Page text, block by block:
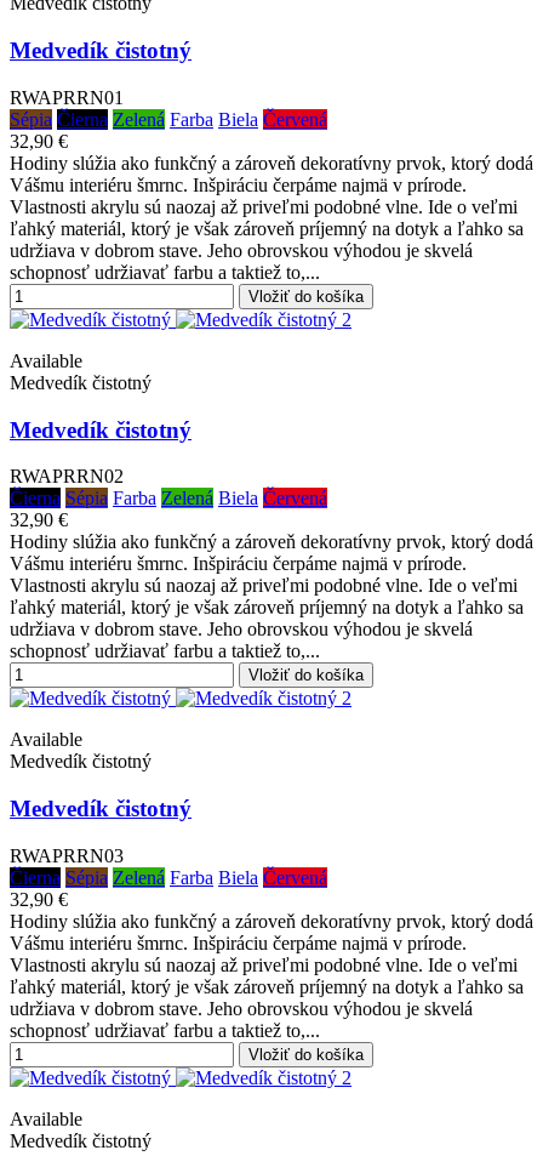
Medvedík čistotný
RWAPRRN01
Sépia Čierna Zelená Farba Biela Červená
32,90 €
Hodiny slúžia ako funkčný a zároveň dekoratívny prvok, ktorý dodá
Vášmu interiéru šmrnc. Inšpiráciu čerpáme najmä v prírode.
Vlastnosti akrylu sú naozaj až priveľmi podobné vlne. Ide o veľmi
ľahký materiál, ktorý je však zároveň príjemný na dotyk a ľahko sa
udržiava v dobrom stave. Jeho obrovskou výhodou je skvelá
schopnosť udržiavať farbu a taktiež to,...
Vložiť do košíka
Available
Medvedík čistotný
Medvedík čistotný
RWAPRRN02
Čierna Sépia Farba Zelená Biela Červená
32,90 €
Hodiny slúžia ako funkčný a zároveň dekoratívny prvok, ktorý dodá
Vášmu interiéru šmrnc. Inšpiráciu čerpáme najmä v prírode.
Vlastnosti akrylu sú naozaj až priveľmi podobné vlne. Ide o veľmi
ľahký materiál, ktorý je však zároveň príjemný na dotyk a ľahko sa
udržiava v dobrom stave. Jeho obrovskou výhodou je skvelá
schopnosť udržiavať farbu a taktiež to,...
Vložiť do košíka
Available
Medvedík čistotný
Medvedík čistotný
RWAPRRN03
Čierna Sépia Zelená Farba Biela Červená
32,90 €
Hodiny slúžia ako funkčný a zároveň dekoratívny prvok, ktorý dodá
Vášmu interiéru šmrnc. Inšpiráciu čerpáme najmä v prírode.
Vlastnosti akrylu sú naozaj až priveľmi podobné vlne. Ide o veľmi
ľahký materiál, ktorý je však zároveň príjemný na dotyk a ľahko sa
udržiava v dobrom stave. Jeho obrovskou výhodou je skvelá
schopnosť udržiavať farbu a taktiež to,...
Vložiť do košíka
Available
Medvedík čistotný